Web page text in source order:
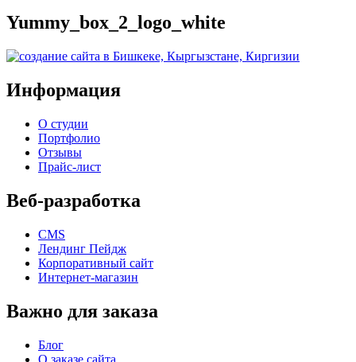
Yummy_box_2_logo_white
Информация
О студии
Портфолио
Отзывы
Прайс-лист
Веб-разработка
CMS
Лендинг Пейдж
Корпоративный сайт
Интернет-магазин
Важно для заказа
Блог
О заказе сайта